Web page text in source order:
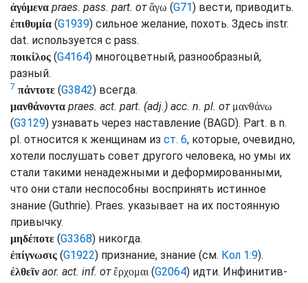
ἀγόμενα praes. pass. part. от ἄγω (G71) вести, приводить.
ἐπιθυμία (G1939) сильное желание, похоть. Здесь instr.
dat. используется с pass.
ποικίλος (G4164) многоцветный, разнообразный,
разный.
7 πάντοτε (G3842) всегда.
μανθάνοντα praes. act. part. (adj.) acc. n. pl. от μανθάνω
(G3129) узнавать через наставление (BAGD). Part. в n.
pl. относится к женщинам из ст. 6, которые, очевидно,
хотели послушать совет другого человека, но умы их
стали такими ненадежными и деформированными,
что они стали неспособны воспринять истинное
знание (Guthrie). Praes. указывает на их постоянную
привычку.
μηδέποτε (G3368) никогда.
ἐπίγνωσις (G1922) признание, знание (см. Кол 1:9).
ἐλθεῖν aor. act. inf. от ἔρχομαι(G2064) идти. Инфинитив-